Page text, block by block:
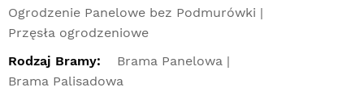
Ogrodzenie Panelowe bez Podmurówki
Przęsła ogrodzeniowe
Rodzaj Bramy:
Brama Panelowa
Brama Palisadowa